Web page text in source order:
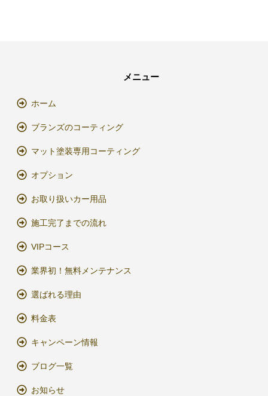
メニュー
ホーム
ブランズのコーティング
マット塗装専用コーティング
オプション
お取り扱いカー用品
施工完了までの流れ
VIPコース
業界初！無料メンテナンス
選ばれる理由
料金表
キャンペーン情報
ブログ一覧
お知らせ